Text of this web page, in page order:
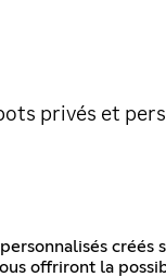
privés et
offriront la